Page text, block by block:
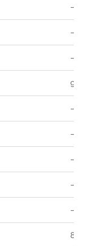
–
–
–
95
–
–
–
–
–
85